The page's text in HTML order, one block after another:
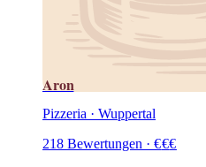
Aron
Pizzeria · Wuppertal
218 Bewertungen · €€€